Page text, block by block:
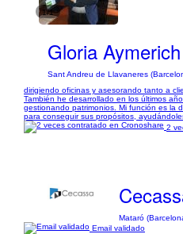
1/1
Gloria Aymerich
Sant Andreu de Llavaneres
dirigiendo oficinas y asesorando tanto a
También he desarrollado en los últimos
gestionando patrimonios. Mi función es la
para conseguir sus propósitos,
2
Mataró
Email validado